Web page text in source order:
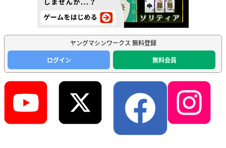
ヤングマシンワークス 無料登録
ログイン
無料会員